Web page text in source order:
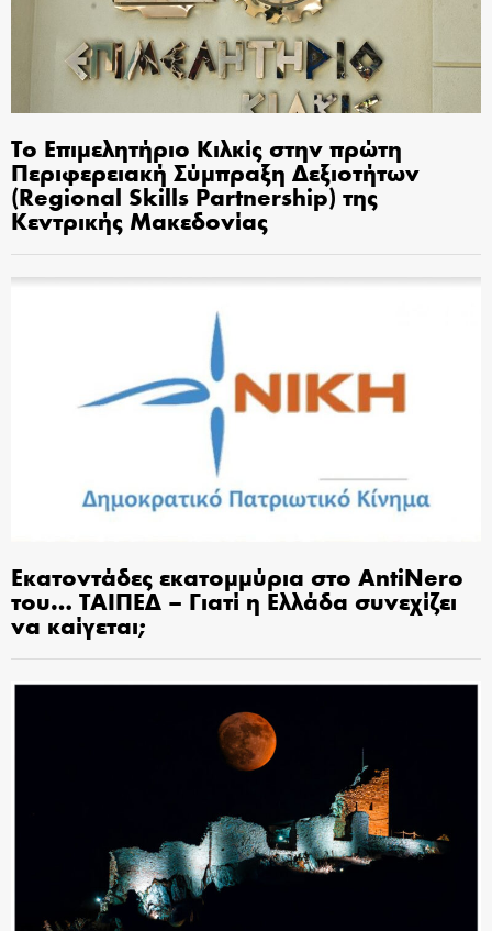
Το Επιμελητήριο Κιλκίς στην πρώτη
Περιφερειακή Σύμπραξη Δεξιοτήτων
(Regional Skills Partnership) της
Κεντρικής Μακεδονίας
Εκατοντάδες εκατομμύρια στο AntiNero
του… ΤΑΙΠΕΔ – Γιατί η Ελλάδα συνεχίζει
να καίγεται;